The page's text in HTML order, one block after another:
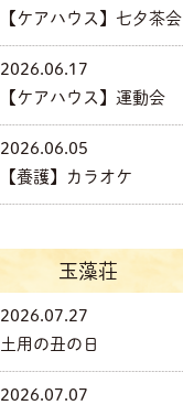
【ケアハウス】七夕茶会
2026.06.17
【ケアハウス】運動会
2026.06.05
【養護】カラオケ
玉藻荘
2026.07.27
土用の丑の日
2026.07.07